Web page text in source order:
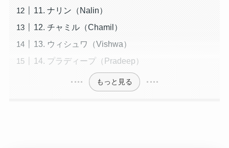
11. ナリン（Nalin）
12. チャミル（Chamil）
13. ウィシュワ（Vishwa）
14. プラディープ（Pradeep）
もっと見る